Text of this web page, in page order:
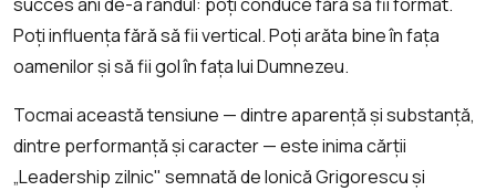
Poți influența fără să fii vertical. Poți arăta bine în fața
oamenilor și să fii gol în fața lui Dumnezeu.
Tocmai această tensiune — dintre aparență și substanță,
dintre performanță și caracter — este inima cărții
„Leadership zilnic" semnată de Ionică Grigorescu și